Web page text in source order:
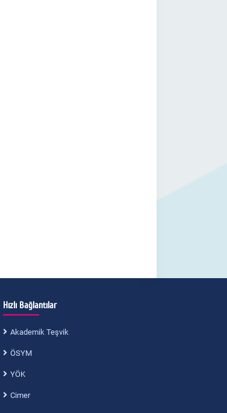
Hızlı Bağlantılar
Akademik Teşvik
ÖSYM
YÖK
Cimer